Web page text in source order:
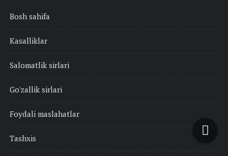
Bosh sahifa
Kasalliklar
Salomatlik sirlari
Go'zallik sirlari
Foydali maslahatlar
Tashxis